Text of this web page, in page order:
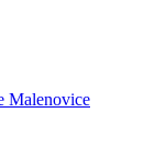
Malenovice